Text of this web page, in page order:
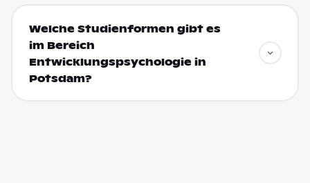
Welche Studienformen gibt es
im Bereich
Entwicklungspsychologie in
Potsdam?